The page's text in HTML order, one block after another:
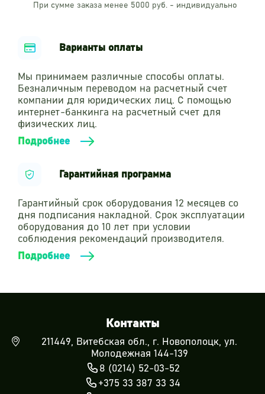
При сумме заказа менее 5000 руб. - индивидуально
Варианты оплаты
Мы принимаем различные способы оплаты.
Безналичным переводом на расчетный счет
компании для юридических лиц. С помощью
интернет-банкинга на расчетный счет для
физических лиц.
Подробнее
Гарантийная программа
Гарантийный срок оборудования 12 месяцев со
дня подписания накладной. Срок эксплуатации
оборудования до 10 лет при условии
соблюдения рекомендаций производителя.
Подробнее
Контакты
211449, Витебская обл., г. Новополоцк, ул.
Молодежная 144-139
8 (0214) 52-03-52
+375 33 387 33 34